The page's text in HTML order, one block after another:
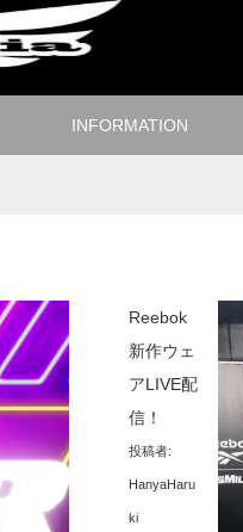
INFORMATION
Reebok
新作ウェ
アLIVE配
信！
投稿者:
HanyaHaru
ki